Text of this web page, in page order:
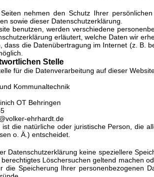
nehmen den Schutz Ihrer
sowie dieser Datenschutzerklärung.
benutzen, werden verschiedene
erläutert, welche Daten wir
dass die Datenübertragung im Internet (z. B.
Stelle
für die Datenverarbeitung auf dieser
Kommunaltechnik
OT Behringen
ehrhardt.de
ist die natürliche oder juristische Person, die
o. Ä.) entscheidet.
Datenschutzerklärung keine speziellere
Löschersuchen geltend machen
die Speicherung Ihrer personenbezogenen